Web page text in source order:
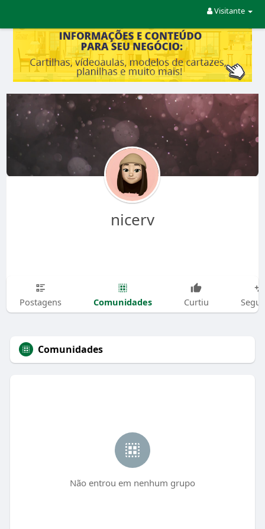
Visitante
nicerv
Postagens Comunidades Curtiu
Comunidades
Não entrou em nenhum grupo